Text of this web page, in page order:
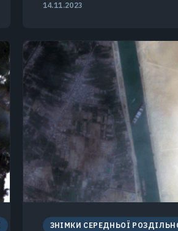
14.11.2023
ЗНІМКИ СЕРЕДНЬОЇ